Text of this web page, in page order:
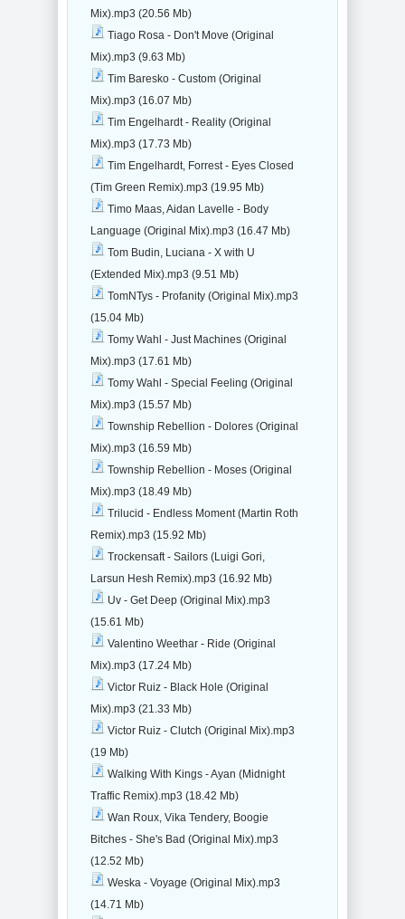
Mix).mp3 (20.56 Mb)
Tiago Rosa - Don't Move (Original
Mix).mp3 (9.63 Mb)
Tim Baresko - Custom (Original
Mix).mp3 (16.07 Mb)
Tim Engelhardt - Reality (Original
Mix).mp3 (17.73 Mb)
Tim Engelhardt, Forrest - Eyes Closed
(Tim Green Remix).mp3 (19.95 Mb)
Timo Maas, Aidan Lavelle - Body
Language (Original Mix).mp3 (16.47 Mb)
Tom Budin, Luciana - X with U
(Extended Mix).mp3 (9.51 Mb)
TomNTys - Profanity (Original Mix).mp3
(15.04 Mb)
Tomy Wahl - Just Machines (Original
Mix).mp3 (17.61 Mb)
Tomy Wahl - Special Feeling (Original
Mix).mp3 (15.57 Mb)
Township Rebellion - Dolores (Original
Mix).mp3 (16.59 Mb)
Township Rebellion - Moses (Original
Mix).mp3 (18.49 Mb)
Trilucid - Endless Moment (Martin Roth
Remix).mp3 (15.92 Mb)
Trockensaft - Sailors (Luigi Gori,
Larsun Hesh Remix).mp3 (16.92 Mb)
Uv - Get Deep (Original Mix).mp3
(15.61 Mb)
Valentino Weethar - Ride (Original
Mix).mp3 (17.24 Mb)
Victor Ruiz - Black Hole (Original
Mix).mp3 (21.33 Mb)
Victor Ruiz - Clutch (Original Mix).mp3
(19 Mb)
Walking With Kings - Ayan (Midnight
Traffic Remix).mp3 (18.42 Mb)
Wan Roux, Vika Tendery, Boogie
Bitches - She's Bad (Original Mix).mp3
(12.52 Mb)
Weska - Voyage (Original Mix).mp3
(14.71 Mb)